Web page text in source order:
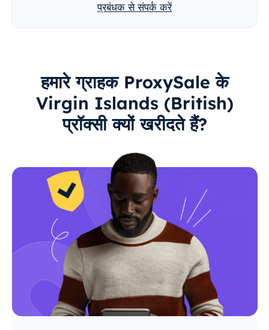
प्रबंधक से संपर्क करें
हमारे ग्राहक ProxySale के
Virgin Islands (British)
प्रॉक्सी क्यों खरीदते हैं?